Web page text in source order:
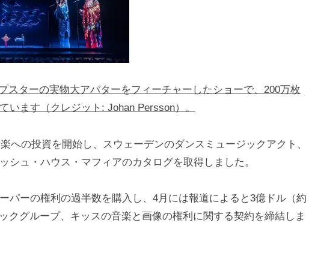
スターの実物大アバターをフィーチャーしたショーで、200万枚
います（クレジット: Johan Persson）。
への投資を開始し、スウェーデンのダンスミュージックアクト、
シュ・ハウス・マフィアのカタログを取得しました。
パーの権利の過半数を購入し、4月には報道によると3億ドル（約
クグループ、キッスの音楽と画像の権利に関する契約を締結しま